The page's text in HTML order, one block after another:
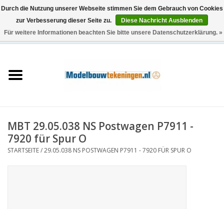
0 Artikel - €0,00
Schiffe
Holzbau
MBT 29.05.038 NS Postwagen P7911 -
7920 für Spur O
STARTSEITE/29.05.038 NS POSTWAGEN P7911 - 7920 FÜR SPUR O
Durch die Nutzung unserer Webseite stimmen Sie dem Gebrauch von Cookies
zur Verbesserung dieser Seite zu.
Diese Nachricht Ausblenden
Für weitere Informationen beachten Sie bitte unsere Datenschutzerklärung. »